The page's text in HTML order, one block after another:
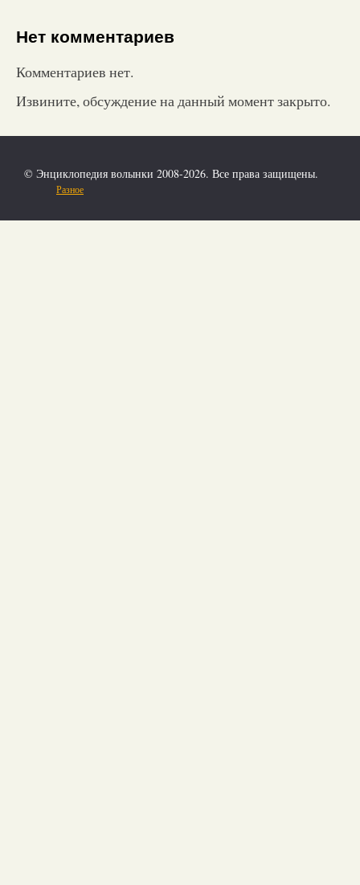
Нет комментариев
Комментариев нет.
Извините, обсуждение на данный момент закрыто.
© Энциклопедия волынки 2008-2026. Все права защищены.
Разное